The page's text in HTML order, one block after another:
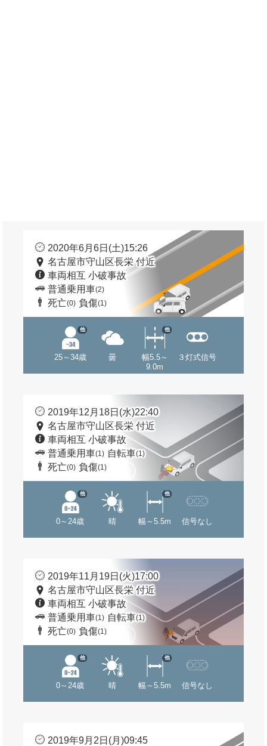
2020年6月6日(土)15:26
名古屋市守山区長栄 付近
車両相互 小破事故
普通乗用車(2)
死亡(0) 負傷(1)
25～34歳
他
曇
幅5.5～
9.0m
他
３灯式信号
2019年12月18日(水)22:40
名古屋市守山区長栄 付近
車両相互 小破事故
普通乗用車(1) 自転車(1)
死亡(0) 負傷(1)
0～24歳
他
晴 幅～5.5m
他
信号なし
2019年11月19日(火)17:00
名古屋市守山区長栄 付近
車両相互 小破事故
普通乗用車(1) 自転車(1)
死亡(0) 負傷(1)
0～24歳
他
晴 幅～5.5m
他
信号なし
2019年9月2日(月)09:45